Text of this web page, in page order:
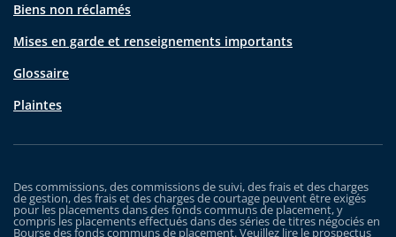
Biens non réclamés
Mises en garde et renseignements importants
Glossaire
Plaintes
Des commissions, des commissions de suivi, des frais et des charges
de gestion, des frais et des charges de courtage peuvent être exigés
pour les placements dans des fonds communs de placement, y
compris les placements effectués dans des séries de titres négociés en
Bourse des fonds communs de placement. Veuillez lire le prospectus